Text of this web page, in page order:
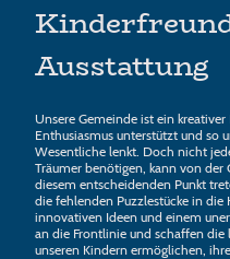
Ausstattung
Unsere Gemeinde ist ein
Enthusiasmus unterstützt und so
Wesentliche lenkt. Doch nicht
Träumer benötigen, kann von
diesem entscheidenden Punkt
die fehlenden Puzzlestücke in
innovativen Ideen und einem
an die Frontlinie und schaffen
unseren Kindern ermöglichen,